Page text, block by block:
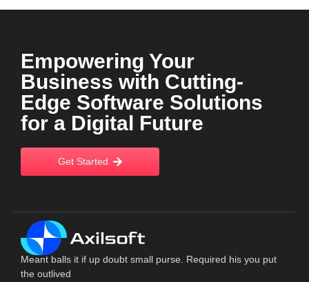
Empowering Your
Business with Cutting-
Edge Software Solutions
for a Digital Future
Get Started
Meant balls it if up doubt small purse. Required his you put
the outlived